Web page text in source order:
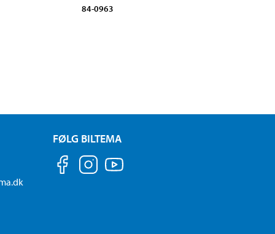
84-0963
FØLG BILTEMA